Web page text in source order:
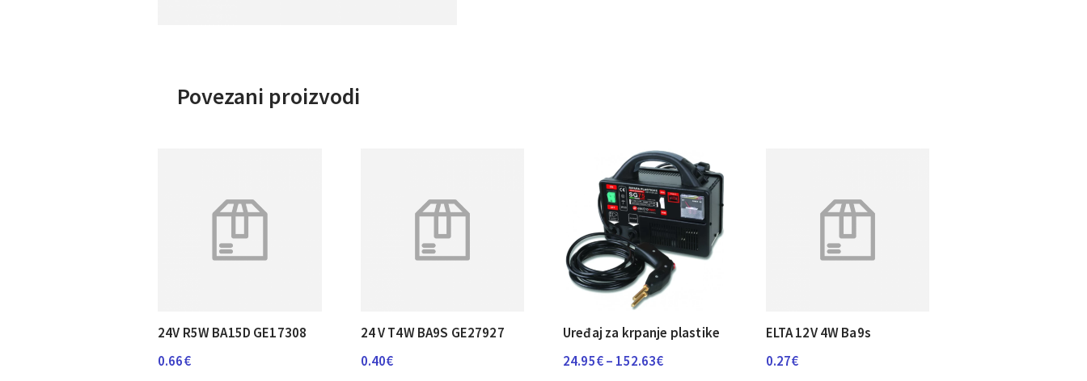
Povezani proizvodi
24V R5W BA15D GE17308
0.66€
24 V T4W BA9S GE27927
0.40€
Uređaj za krpanje plastike
24.95€– 152.63€Raspon
ELTA 12V 4W Ba9s
0.27€